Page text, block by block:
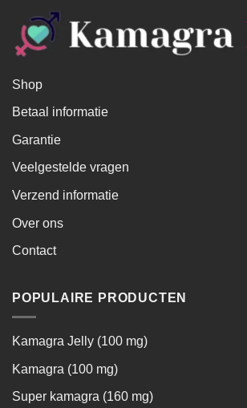
Shop
Betaal informatie
Garantie
Veelgestelde vragen
Verzend informatie
Over ons
Contact
POPULAIRE PRODUCTEN
Kamagra Jelly (100 mg)
Kamagra (100 mg)
Super kamagra (160 mg)